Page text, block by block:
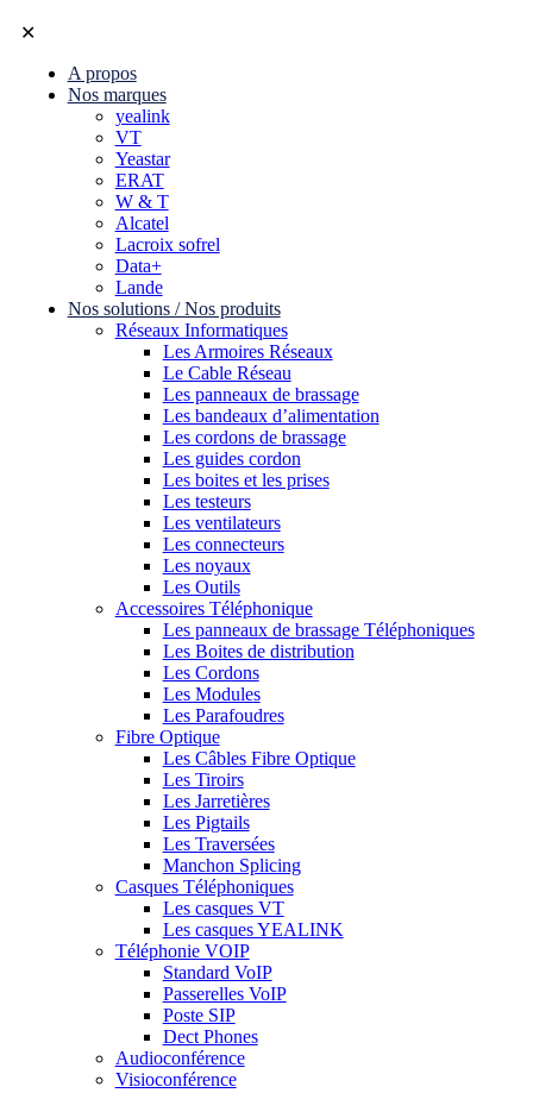
✕
A propos
Nos marques
yealink
VT
Yeastar
ERAT
W & T
Alcatel
Lacroix sofrel
Data+
Lande
Nos solutions / Nos produits
Réseaux Informatiques
Les Armoires Réseaux
Le Cable Réseau
Les panneaux de brassage
Les bandeaux d’alimentation
Les cordons de brassage
Les guides cordon
Les boites et les prises
Les testeurs
Les ventilateurs
Les connecteurs
Les noyaux
Les Outils
Accessoires Téléphonique
Les panneaux de brassage Téléphoniques
Les Boites de distribution
Les Cordons
Les Modules
Les Parafoudres
Fibre Optique
Les Câbles Fibre Optique
Les Tiroirs
Les Jarretières
Les Pigtails
Les Traversées
Manchon Splicing
Casques Téléphoniques
Les casques VT
Les casques YEALINK
Téléphonie VOIP
Standard VoIP
Passerelles VoIP
Poste SIP
Dect Phones
Audioconférence
Visioconférence